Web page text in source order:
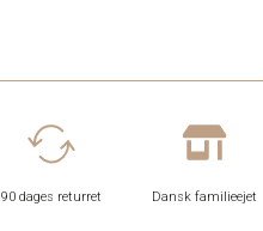
90 dages returret Dansk familieejet